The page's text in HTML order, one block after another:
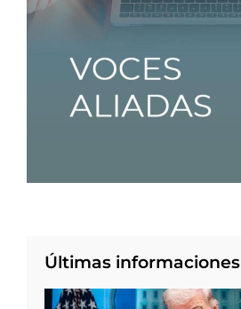
Últimas informaciones